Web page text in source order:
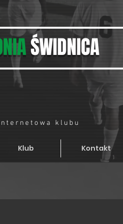
ŚWIDNICA
klubu
Klub Kontakt